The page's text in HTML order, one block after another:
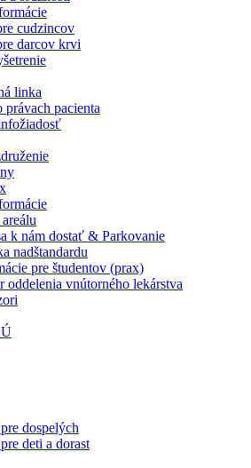
cudzincov
darcov krvi
linka
právach pacienta
k nám dostať & Parkovanie
nadštandardu
pre študentov (prax)
oddelenia vnútorného lekárstva
dospelých
deti a dorast